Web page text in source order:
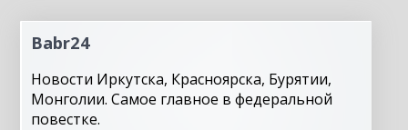
Babr24
Новости Иркутска, Красноярска, Бурятии,
Монголии. Самое главное в федеральной
повестке.